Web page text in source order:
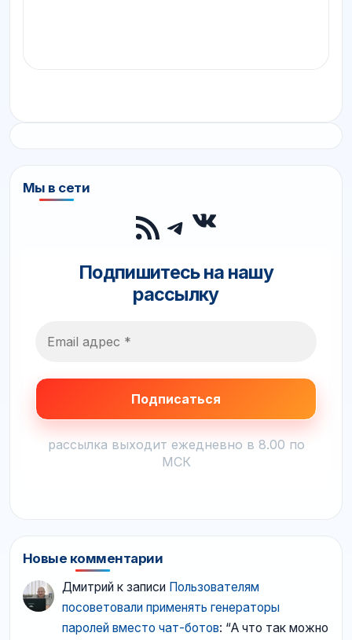
Мы в сети
RSS-лента
Telegram
ВКонтакте
Подпишитесь на нашу
рассылку
рассылка выходит ежедневно в 8.00 по
МСК
Новые комментарии
Дмитрий к записи Пользователям
посоветовали применять генераторы
паролей вместо чат-ботов: “А что так можно